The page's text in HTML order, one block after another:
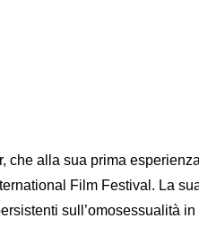
che alla sua prima
Film Festival. La
sull’omosessualità